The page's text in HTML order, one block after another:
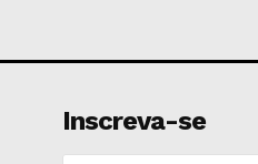
Inscreva-se